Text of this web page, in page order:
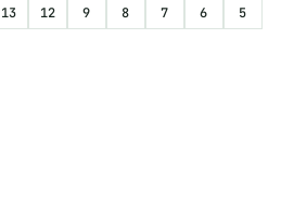
13 12 9 8 7 6
5